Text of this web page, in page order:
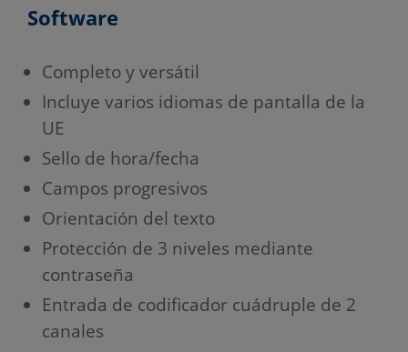
Software
Completo y versátil
Incluye varios idiomas de pantalla de la
UE
Sello de hora/fecha
Campos progresivos
Orientación del texto
Protección de 3 niveles mediante
contraseña
Entrada de codificador cuádruple de 2
canales